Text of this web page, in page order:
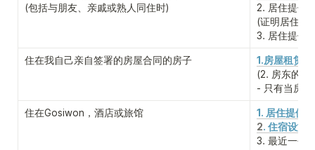
(包括与朋友、亲戚或熟人同住时)
2. 居住提供
(证明居住提
3. 居住提供
住在我自己亲自签署的房屋合同的房子
1.房屋租赁
(2. 房东的
- 只有当房
住在Gosiwon，酒店或旅馆
1. 居住提供
2. 住宿设施
3. 最近一个